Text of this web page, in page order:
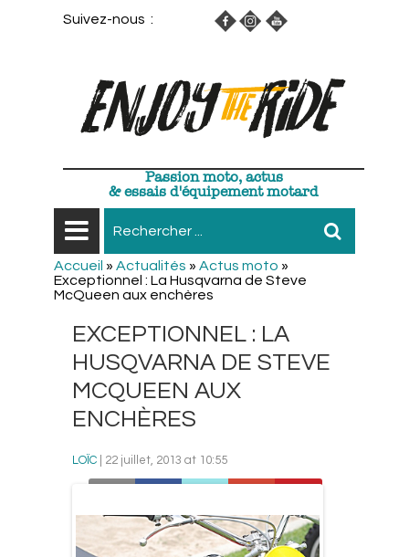
Suivez-nous :
Passion moto, actus
& essais d'équipement motard
Accueil » Actualités » Actus moto »
Exceptionnel : La Husqvarna de Steve
McQueen aux enchères
EXCEPTIONNEL : LA
HUSQVARNA DE STEVE
MCQUEEN AUX
ENCHÈRES
LOÏC | 22 juillet, 2013 at 10:55